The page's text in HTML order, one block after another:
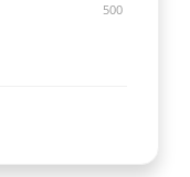
500